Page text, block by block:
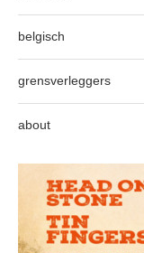
belgisch
grensverleggers
about